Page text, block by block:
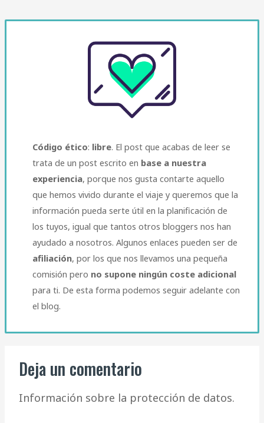
Código ético: libre. El post que acabas de leer se
trata de un post escrito en base a nuestra
experiencia, porque nos gusta contarte aquello
que hemos vivido durante el viaje y queremos que la
información pueda serte útil en la planificación de
los tuyos, igual que tantos otros bloggers nos han
ayudado a nosotros. Algunos enlaces pueden ser de
afiliación, por los que nos llevamos una pequeña
comisión pero no supone ningún coste adicional
para ti. De esta forma podemos seguir adelante con
el blog.​
Deja un comentario
Información sobre la protección de datos.